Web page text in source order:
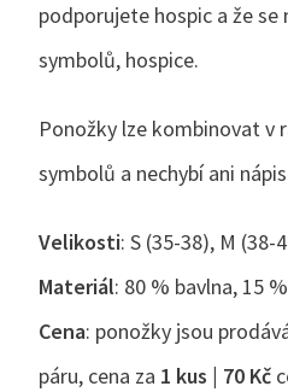
podporujete hospic a že se
symbolů, hospice.
Ponožky lze kombinovat v
symbolů a nechybí ani
Velikosti: S (35-38), M (38-
Materiál: 80 % bavlna, 15
Cena: ponožky jsou
páru, cena za 1 kus | 70 Kč